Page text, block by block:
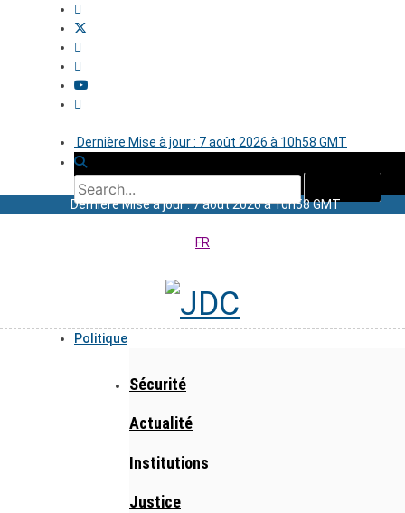
Dernière Mise à jour : 7 août 2026 à 10h58 GMT
Dernière Mise à jour : 7 août 2026 à 10h58 GMT
FR
Politique
Sécurité
Actualité
Institutions
Justice